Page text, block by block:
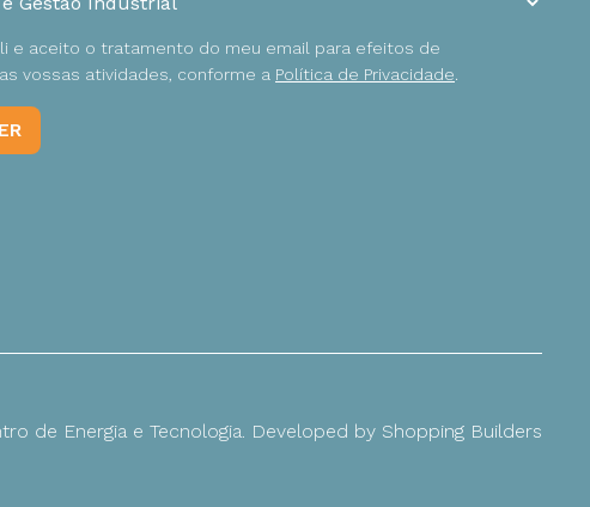
e aceito o tratamento do meu email para efeitos de
vossas atividades, conforme a Política de Privacidade
de Energia e Tecnologia. Developed by Shopping Builders